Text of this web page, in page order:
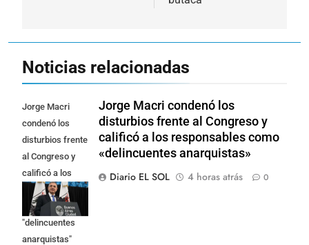
Noticias relacionadas
Jorge Macri
condenó los
disturbios frente
al Congreso y
calificó a los
responsables
como
"delincuentes
anarquistas"
Jorge Macri condenó los
disturbios frente al Congreso y
calificó a los responsables como
«delincuentes anarquistas»
Diario EL SOL
4 horas atrás 0